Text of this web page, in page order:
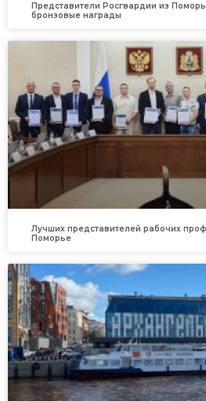
Представители Росгвардии из
бронзовые награды
Лучших представителей рабочих
Поморье